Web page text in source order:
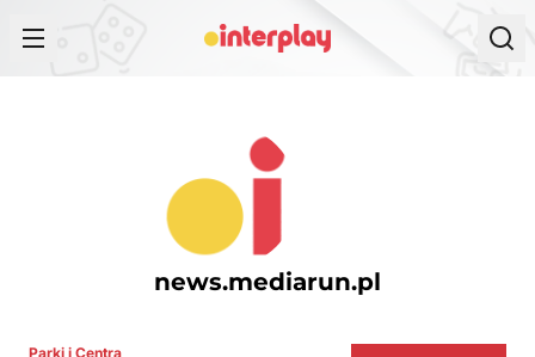
news.mediarun.pl
Parki i Centra